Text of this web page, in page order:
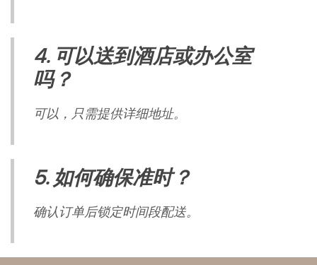
4. 可以送到酒店或办公室
吗？
可以，只需提供详细地址。
5. 如何确保准时？
确认订单后锁定时间段配送。